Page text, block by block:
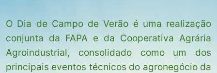
O Dia de Campo de Verão é uma realização
conjunta da FAPA e da Cooperativa Agrária
Agroindustrial, consolidado como um dos
principais eventos técnicos do agronegócio da